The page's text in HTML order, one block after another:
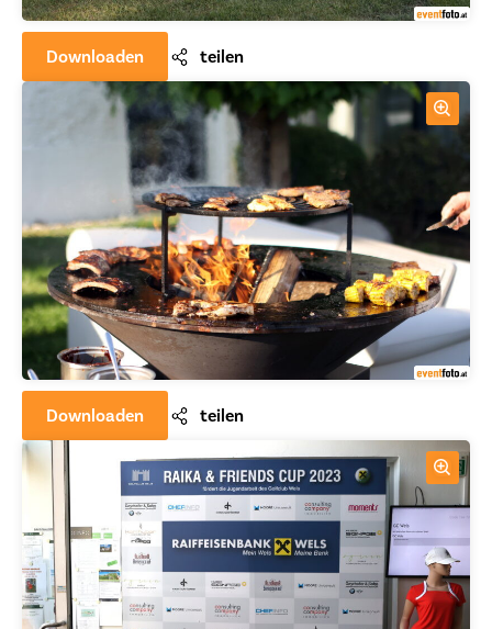
Downloaden teilen
Downloaden teilen